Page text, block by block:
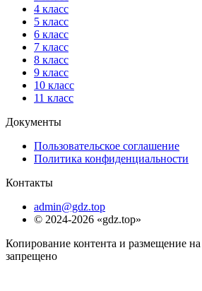
4 класс
5 класс
6 класс
7 класс
8 класс
9 класс
10 класс
11 класс
Документы
Пользовательское соглашение
Политика конфиденциальности
Контакты
admin@gdz.top
© 2024-2026 «gdz.top»
Копирование контента и размещение на
запрещено